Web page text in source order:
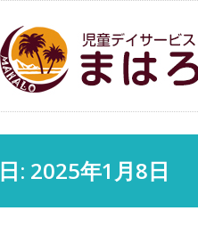
日: 2025年1月8日